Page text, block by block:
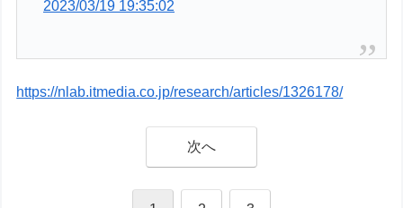
2023/03/19 19:35:02
https://nlab.itmedia.co.jp/research/articles/1326178/
次へ